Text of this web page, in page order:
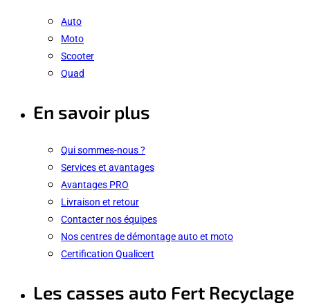
Auto
Moto
Scooter
Quad
En savoir plus
Qui sommes-nous ?
Services et avantages
Avantages PRO
Livraison et retour
Contacter nos équipes
Nos centres de démontage auto et moto
Certification Qualicert
Les casses auto Fert Recyclage